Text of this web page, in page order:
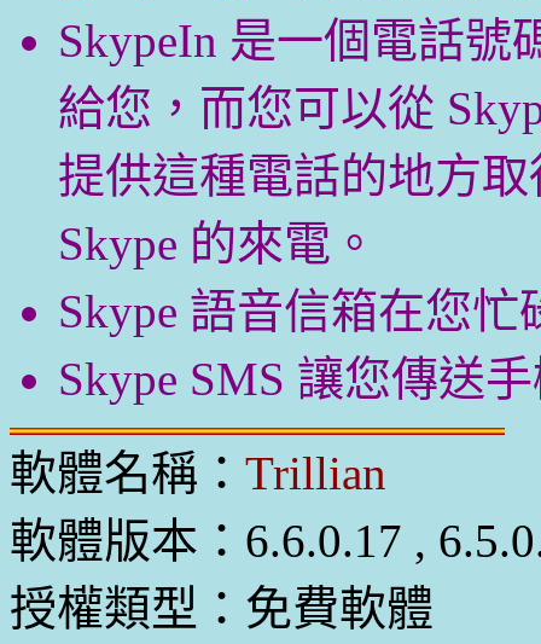
SkypeIn 是一個電話
給您，而您可以從
提供這種電話的地方
Skype 的來電。
Skype 語音信箱在您
Skype SMS 讓您傳送
軟體名稱： Trillian
軟體版本：6.6.0.17 ,
授權類型：免費軟體